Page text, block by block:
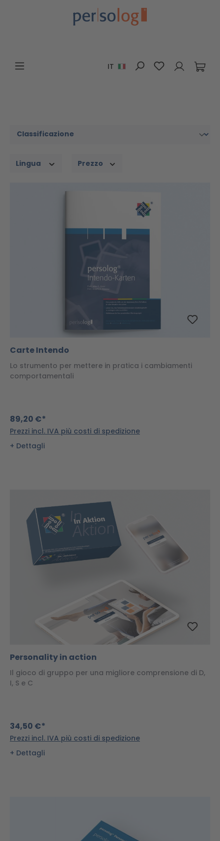
Passa al contenuto principale
IT Hai 0 articoli
Lingua Prezzo
Carte Intendo
Lo strumento per mettere in pratica i cambiamenti
comportamentali
89,20 €*
Prezzi incl. IVA più costi di spedizione
Dettagli
Personality in action
Il gioco di gruppo per una migliore comprensione di D,
I, S e C
34,50 €*
Prezzi incl. IVA più costi di spedizione
Dettagli